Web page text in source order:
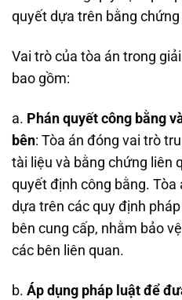
quyết dựa trên bằng chứng
Vai trò của tòa án trong
bao gồm:
a. Phán quyết công bằng
bên: Tòa án đóng vai trò
tài liệu và bằng chứng liên
quyết định công bằng.
dựa trên các quy định
bên cung cấp, nhằm bảo
các bên liên quan.
b. Áp dụng pháp luật để